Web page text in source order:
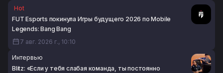
Hot
FUT Esports покинула Игры будущего 2026 по Mobile
Legends: Bang Bang
7 авг. 2026 г., 10:10
Интервью
Blitz: «Если у тебя слабая команда, ты постоянно